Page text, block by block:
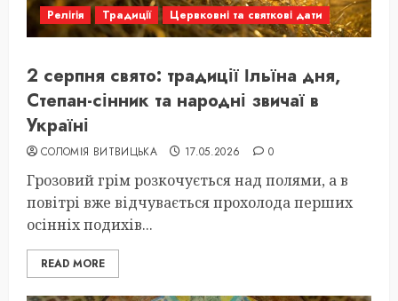
Релігія Традиції Цервковні та святкові дати
2 серпня свято: традиції Ільїна дня,
Степан-сінник та народні звичаї в
Україні
СОЛОМІЯ ВИТВИЦЬКА 17.05.2026 0
Грозовий грім розкочується над полями, а в
повітрі вже відчувається прохолода перших
осінніх подихів...
READ MORE